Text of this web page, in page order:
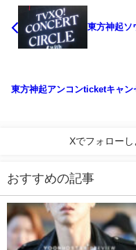
東方神起ソ
東方神起アンコンticketキャン
Xでフォローし
おすすめの記事